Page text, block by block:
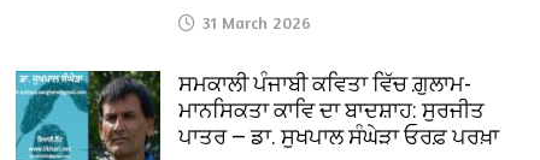
31 March 2026
ਸਮਕਾਲੀ ਪੰਜਾਬੀ ਕਵਿਤਾ ਵਿੱਚ ਗ਼ੁਲਾਮ-
ਮਾਨਸਿਕਤਾ ਕਾਵਿ ਦਾ ਬਾਦਸ਼ਾਹ: ਸੁਰਜੀਤ
ਪਾਤਰ — ਡਾ. ਸੁਖਪਾਲ ਸੰਘੇੜਾ ਓਰਫ਼ ਪਰਖ਼ਾ